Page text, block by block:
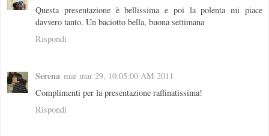
Questa presentazione è bellissima e poi la polenta mi piace
davvero tanto. Un baciotto bella, buona settimana
Rispondi
Serena mar mar 29, 10:05:00 AM 2011
Complimenti per la presentazione raffinatissima!
Rispondi